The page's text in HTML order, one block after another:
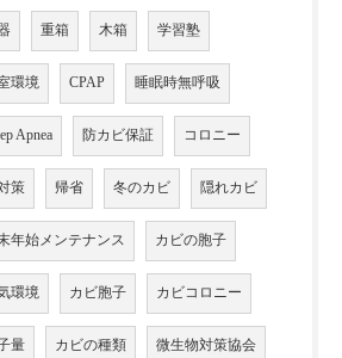
重箱 木箱 学習塾
環境 CPAP 睡眠時無呼吸
Apnea 防カビ保証 コロニー
策 帰省 冬のカビ 隠れカビ
年始メンテナンス カビの胞子
環境 カビ胞子 カビコロニー
量 カビの種類 微生物対策協会